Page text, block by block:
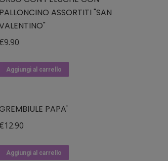
PALLONCINO ASSORTITI "SAN
€9.90
Aggiungi al carrello
PAPA'
€12.90
Aggiungi al carrello